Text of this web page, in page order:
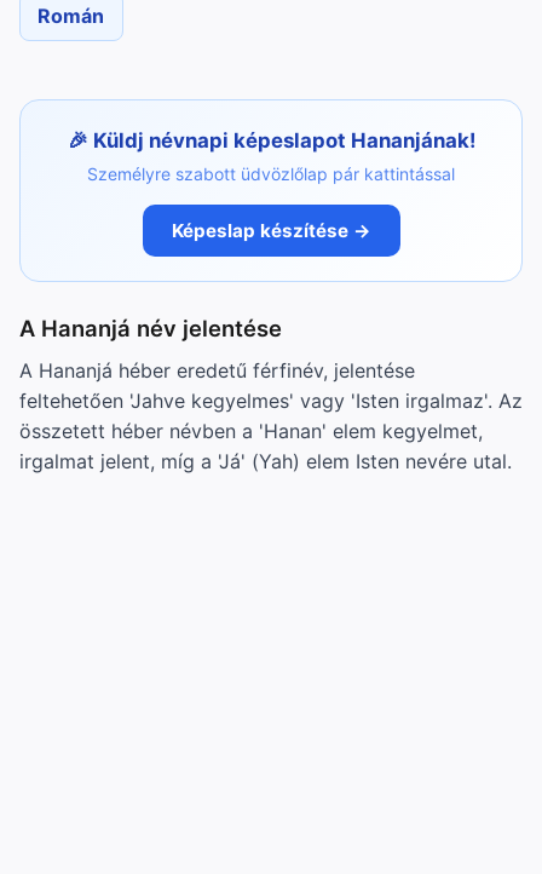
Román
Küldj névnapi képeslapot Hananjának!
Személyre szabott üdvözlőlap pár kattintással
Képeslap készítése →
A Hananjá név jelentése
A Hananjá héber eredetű férfinév, jelentése
feltehetően 'Jahve kegyelmes' vagy 'Isten irgalmaz'. Az
összetett héber névben a 'Hanan' elem kegyelmet,
irgalmat jelent, míg a 'Já' (Yah) elem Isten nevére utal.